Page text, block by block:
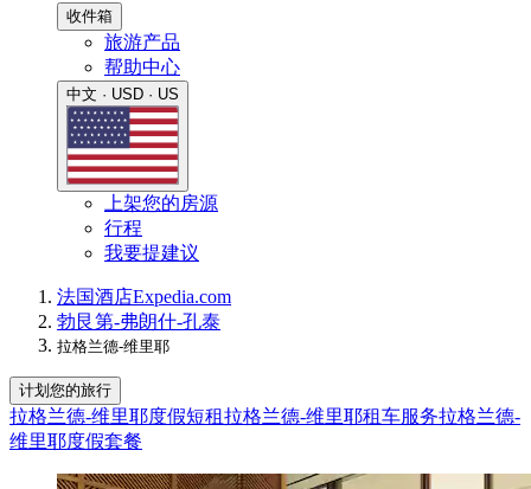
收件箱
旅游产品
帮助中心
中文 · USD · US
上架您的房源
行程
我要提建议
法国酒店Expedia.com
勃艮第-弗朗什-孔泰
拉格兰德-维里耶
计划您的旅行
拉格兰德-维里耶度假短租拉格兰德-维里耶租车服务拉格兰德-
维里耶度假套餐